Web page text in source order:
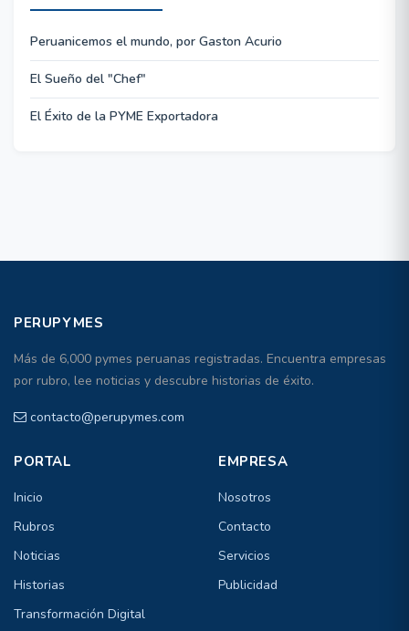
Peruanicemos el mundo, por Gaston Acurio
El Sueño del "Chef"
El Éxito de la PYME Exportadora
PERUPYMES
Más de 6,000 pymes peruanas registradas. Encuentra empresas
por rubro, lee noticias y descubre historias de éxito.
contacto@perupymes.com
PORTAL
Inicio
Rubros
Noticias
Historias
Transformación Digital
EMPRESA
Nosotros
Contacto
Servicios
Publicidad